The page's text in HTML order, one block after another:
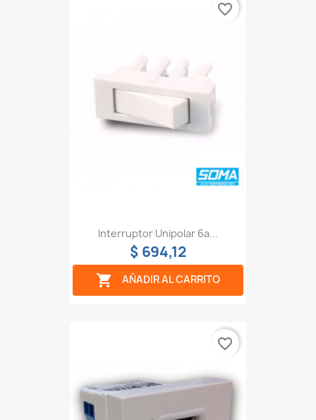
Interruptor Unipolar 6a...
$ 694,12
 AÑADIR AL CARRITO
favorite_border
favorite_border